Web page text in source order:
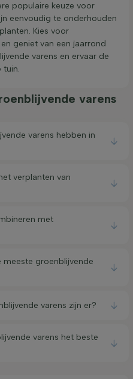
populaire keuze voor
eenvoudig te onderhouden
Kies voor
geniet van een jaarrond
varens en ervaar de
tuin.
varens
varens hebben in
verplanten van
met
groenblijvende
varens zijn er?
varens het beste